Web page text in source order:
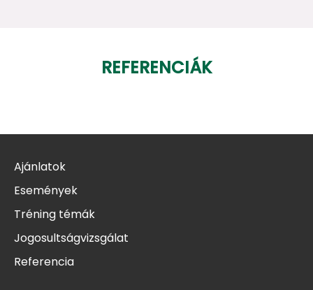
REFERENCIÁK
Ajánlatok
Események
Tréning témák
Jogosultságvizsgálat
Referencia